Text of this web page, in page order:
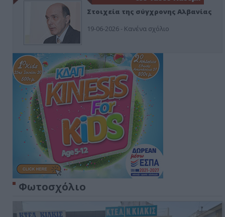
Στοιχεία της σύγχρονης Αλβανίας
19-06-2026 - Κανένα σχόλιο
Φωτοσχόλιο